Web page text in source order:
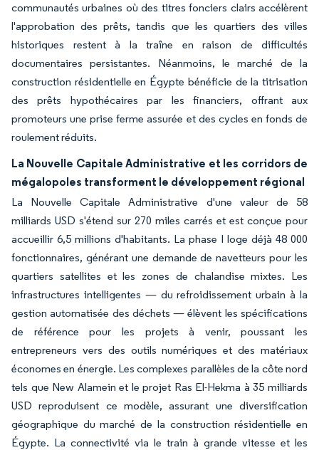
communautés urbaines où des titres fonciers clairs accélèrent
l'approbation des prêts, tandis que les quartiers des villes
historiques restent à la traîne en raison de difficultés
documentaires persistantes. Néanmoins, le marché de la
construction résidentielle en Égypte bénéficie de la titrisation
des prêts hypothécaires par les financiers, offrant aux
promoteurs une prise ferme assurée et des cycles en fonds de
roulement réduits.
La Nouvelle Capitale Administrative et les corridors de
mégalopoles transforment le développement régional
La Nouvelle Capitale Administrative d'une valeur de 58
milliards USD s'étend sur 270 miles carrés et est conçue pour
accueillir 6,5 millions d'habitants. La phase I loge déjà 48 000
fonctionnaires, générant une demande de navetteurs pour les
quartiers satellites et les zones de chalandise mixtes. Les
infrastructures intelligentes — du refroidissement urbain à la
gestion automatisée des déchets — élèvent les spécifications
de référence pour les projets à venir, poussant les
entrepreneurs vers des outils numériques et des matériaux
économes en énergie. Les complexes parallèles de la côte nord
tels que New Alamein et le projet Ras El-Hekma à 35 milliards
USD reproduisent ce modèle, assurant une diversification
géographique du marché de la construction résidentielle en
Égypte. La connectivité via le train à grande vitesse et les